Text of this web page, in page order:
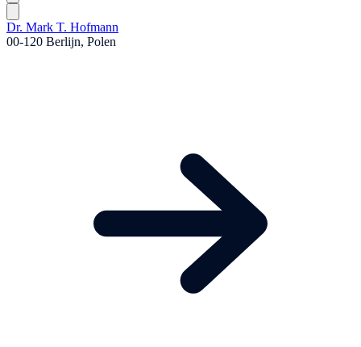
Dr. Mark T. Hofmann
00-120 Berlijn, Polen